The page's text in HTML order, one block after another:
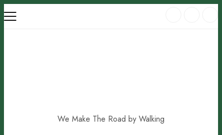
Skip
to
We Make The Road by Walking